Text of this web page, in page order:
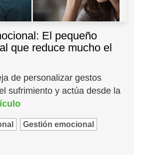
El pequeño
que reduce mucho el
de personalizar gestos
sufrimiento y actúa desde la
Gestión emocional